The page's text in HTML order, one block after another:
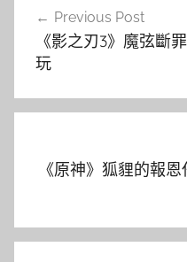
導
覽
Previous Post
《影之刃3》魔弦斷
玩
《原神》狐貍的報